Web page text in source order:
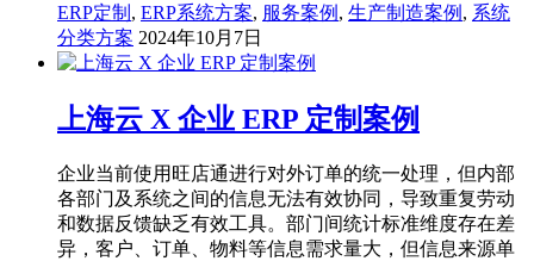
ERP定制 , ERP系统方案, 服务案例 , 生产制造案例 , 系统
分类方案 2024年10月7日
上海云 X 企业 ERP 定制案例
企业当前使用旺店通进行对外订单的统一处理，但内部
各部门及系统之间的信息无法有效协同，导致重复劳动
和数据反馈缺乏有效工具。部门间统计标准维度存在差
异，客户、订单、物料等信息需求量大，但信息来源单